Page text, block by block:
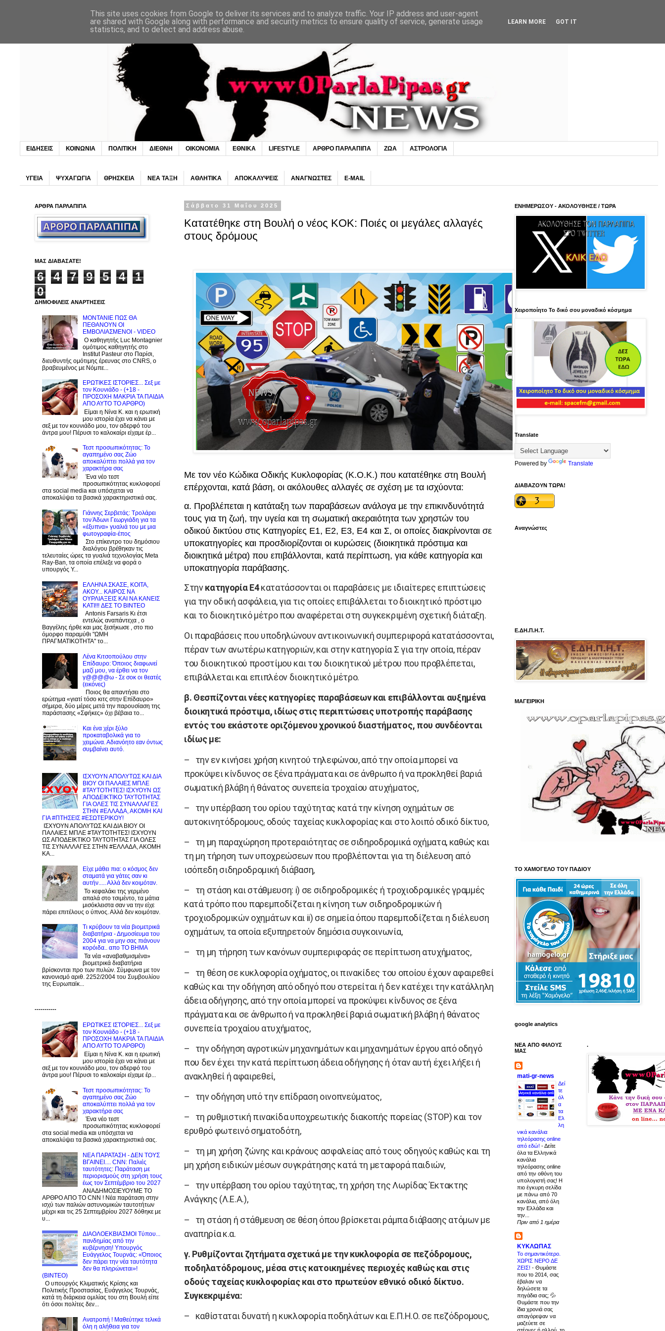
ΕΙΔΗΣΕΙΣ ΚΟΙΝΩΝΙΑ ΠΟΛΙΤΙΚΗ ΔΙΕΘΝΗ ΟΙΚΟΝΟΜΙΑ ΕΘΝΙΚΑ LIFESTYLE ΑΡΘΡΟ ΠΑΡΛΑΠΙΠΑ ΖΩΑ ΑΣΤΡΟΛΟΓΙΑ
ΥΓΕΙΑ ΨΥΧΑΓΩΓΙΑ ΘΡΗΣΚΕΙΑ ΝΕΑ ΤΑΞΗ ΑΘΛΗΤΙΚΑ ΑΠΟΚΑΛΥΨΕΙΣ ΑΝΑΓΝΩΣΤΕΣ E-MAIL
Σάββατο 31 Μαΐου 2025
Κατατέθηκε στη Βουλή ο νέος KOK: Ποιές οι μεγάλες αλλαγές
στους δρόμους
Με τον νέο Κώδικα Οδικής Κυκλοφορίας (Κ.Ο.Κ.) που κατατέθηκε στη Βουλή
επέρχονται, κατά βάση, οι ακόλουθες αλλαγές σε σχέση με τα ισχύοντα:
α. Προβλέπεται η κατάταξη των παραβάσεων ανάλογα με την επικινδυνότητά
τους για τη ζωή, την υγεία και τη σωματική ακεραιότητα των χρηστών του
οδικού δικτύου στις Κατηγορίες Ε1, Ε2, Ε3, Ε4 και Σ, οι οποίες διακρίνονται σε
υποκατηγορίες και προσδιορίζονται οι κυρώσεις (διοικητικά πρόστιμα και
διοικητικά μέτρα) που επιβάλλονται, κατά περίπτωση, για κάθε κατηγορία και
υποκατηγορία παράβασης.
Στηνκατηγορία Ε4κατατάσσονται οι παραβάσεις με ιδιαίτερες επιπτώσεις
για την οδική ασφάλεια, για τις οποίες επιβάλλεται το διοικητικό πρόστιμο
και το διοικητικό μέτρο που αναφέρεται στη συγκεκριμένη σχετική διάταξη.
Οι παραβάσεις που υποδηλώνουν αντικοινωνική συμπεριφορά κατατάσσονται,
πέραν των ανωτέρω κατηγοριών, και στην κατηγορία Σ για την οποία, πέραν
του διοικητικού προστίμου και του διοικητικού μέτρου που προβλέπεται,
επιβάλλεται και επιπλέον διοικητικό μέτρο.
β. Θεσπίζονται νέες κατηγορίες παραβάσεων και επιβάλλονται αυξημένα
διοικητικά πρόστιμα, ιδίως στις περιπτώσεις υποτροπής παράβασης
εντός του εκάστοτε οριζόμενου χρονικού διαστήματος, που συνδέονται
ιδίως με:
– την εν κινήσει χρήση κινητού τηλεφώνου, από την οποία μπορεί να
προκύψει κίνδυνος σε ξένα πράγματα και σε άνθρωπο ή να προκληθεί βαριά
σωματική βλάβη ή θάνατος συνεπεία τροχαίου ατυχήματος,
– την υπέρβαση του ορίου ταχύτητας κατά την κίνηση οχημάτων σε
αυτοκινητόδρομους, οδούς ταχείας κυκλοφορίας και στο λοιπό οδικό δίκτυο,
– τη μη παραχώρηση προτεραιότητας σε σιδηροδρομικά οχήματα, καθώς και
τη μη τήρηση των υποχρεώσεων που προβλέπονται για τη διέλευση από
ισόπεδη σιδηροδρομική διάβαση,
– τη στάση και στάθμευση: i) σε σιδηροδρομικές ή τροχιοδρομικές γραμμές
κατά τρόπο που παρεμποδίζεται η κίνηση των σιδηροδρομικών ή
τροχιοδρομικών οχημάτων και ii) σε σημεία όπου παρεμποδίζεται η διέλευση
οχημάτων, τα οποία εξυπηρετούν δημόσια συγκοινωνία,
– τη μη τήρηση των κανόνων συμπεριφοράς σε περίπτωση ατυχήματος,
– τη θέση σε κυκλοφορία οχήματος, οι πινακίδες του οποίου έχουν αφαιρεθεί
καθώς και την οδήγηση από οδηγό που στερείται ή δεν κατέχει την κατάλληλη
άδεια οδήγησης, από την οποία μπορεί να προκύψει κίνδυνος σε ξένα
πράγματα και σε άνθρωπο ή να προκληθεί βαριά σωματική βλάβη ή θάνατος
συνεπεία τροχαίου ατυχήματος,
– την οδήγηση αγροτικών μηχανημάτων και μηχανημάτων έργου από οδηγό
που δεν έχει την κατά περίπτωση άδεια οδήγησης ή όταν αυτή έχει λήξει ή
ανακληθεί ή αφαιρεθεί,
– την οδήγηση υπό την επίδραση οινοπνεύματος,
– τη ρυθμιστική πινακίδα υποχρεωτικής διακοπής πορείας (STOP) και τον
ερυθρό φωτεινό σηματοδότη,
– τη μη χρήση ζώνης και κράνους ασφαλείας από τους οδηγούς καθώς και τη
μη χρήση ειδικών μέσων συγκράτησης κατά τη μεταφορά παιδιών,
– την υπέρβαση του ορίου ταχύτητας, τη χρήση της Λωρίδας Έκτακτης
Ανάγκης (Λ.Ε.Α.),
– τη στάση ή στάθμευση σε θέση όπου βρίσκεται ράμπα διάβασης ατόμων με
αναπηρία κ.α.
γ. Ρυθμίζονται ζητήματα σχετικά με την κυκλοφορία σε πεζόδρομους,
ποδηλατόδρομους, μέσα στις κατοικημένες περιοχές καθώς και στις
οδούς ταχείας κυκλοφορίας και στο πρωτεύον εθνικό οδικό δίκτυο.
Συγκεκριμένα:
– καθίσταται δυνατή η κυκλοφορία ποδηλάτων και Ε.Π.Η.Ο. σε πεζόδρομους,
ΑΡΘΡΑ ΠΑΡΛΑΠΙΠΑ
ΜΑΣ ΔΙΑΒΑΣΑΤΕ!
6 4 7 9 5 4
1
0
ΔΗΜΟΦΙΛΕΙΣ ΑΝΑΡΤΗΣΕΙΣ
ΜΟΝΤΑΝΙΕ ΠΩΣ ΘΑ
ΠΕΘΑΝΟΥΝ ΟΙ
ΕΜΒΟΛΙΑΣΜΕΝΟΙ - VIDEO
Ο καθηγητής Luc Montagnier
ομότιμος καθηγητής στο
Institut Pasteur στο Παρίσι,
διευθυντής ομότιμης έρευνας στο CNRS, o
βραβευμένος με Νόμπε...
ΕΡΩΤΙΚΕΣ ΙΣΤΟΡΙΕΣ... Σεξ με
τον Kουνιάδο - (+18 -
ΠΡΟΣΟΧΗ ΜΑΚΡΙΑ ΤΑ ΠΑΙΔΙΑ
ΑΠΟ ΑΥΤΟ ΤΟ ΑΡΘΡΟ)
Είμαι η Νίνα Κ. και η ερωτική
μου ιστορία έχει να κάνει με
σεξ με τον κουνιάδο μου, τον αδερφό του
άντρα μου! Πέρυσι το καλοκαίρι είχαμε έρ...
Τεστ προσωπικότητας: Το
αγαπημένο σας Zώο
αποκαλύπτει πολλά για τον
χαρακτήρα σας
Ένα νέο τεστ
προσωπικότητας κυκλοφορεί
στα social media και υπόσχεται να
αποκαλύψει τα βασικά χαρακτηριστικά σας.
Γιάννης Σερβετάς: Τρολάρει
τον Άδωνι Γεωργιάδη για τα
«έξυπνα» γυαλιά του με μια
φωτογραφία-έπος
Στο επίκεντρο του δημόσιου
διαλόγου βρέθηκαν τις
τελευταίες ώρες τα γυαλιά τεχνολογίας Meta
Ray-Ban, τα οποία επέλεξε να φορά ο
υπουργός Υ...
EΛΛΗΝΑ ΣΚΑΣΕ, ΚΟΙΤΑ,
ΑΚΟΥ... ΚΑΙΡΟΣ ΝΑ
ΟΥΡΛIAΞΕΙΣ ΚΑΙ ΝΑ ΚΑΝΕΙΣ
KATI!!! ΔΕΣ TO BINTEO
Antonis Farsaris Κι έτσι
εντελώς αναπάντεχα , ο
Βαγγέλης ήρθε και μας ξεσήκωσε , στο πιο
όμορφο παραμύθι "ΩΜΗ
ΠΡΑΓΜΑΤΙΚΟΤΗΤΑ" το...
Λένα Κιτσοπούλου στην
Επίδαυρο: Όποιος διαφωνεί
μαζί μου, να έρθει να τον
γ@@@@ω - Σε σοκ οι θεατές
(εικόνες)
Ποιος θα απαντήσει στο
ερώτημα «γιατί τόσο κιτς στην Επίδαυρο»
σήμερα, δύο μέρες μετά την παρουσίαση της
παράστασης «Σφήκες» όχι βέβαια το...
Και ένα χέρι ξύλο
προκαταβολικά για το
χειμώνα. Αδιανόητο εαν όντως
συμβαίνει αυτό.
ΙΣΧΥΟΥΝ ΑΠΟΛΥΤΩΣ ΚΑΙ ΔΙΑ
ΒΙΟΥ ΟΙ ΠΑΛΑΙΕΣ ΜΠΛΕ
#ΤΑΥΤΟΤΗΤΕΣ! ΙΣΧΥΟΥΝ ΩΣ
ΑΠΟΔΕΙΚΤΙΚΟ ΤΑΥΤΟΤΗΤΑΣ
ΓΙΑ ΟΛΕΣ ΤΙΣ ΣΥΝΑΛΛΑΓΕΣ
ΣΤΗΝ #ΕΛΛΑΔΑ, ΑΚΟΜΗ ΚΑΙ
ΓΙΑ #ΠΤΗΣΕΙΣ #ΕΣΩΤΕΡΙΚΟΥ!
ΙΣΧΥΟΥΝ ΑΠΟΛΥΤΩΣ ΚΑΙ ΔΙΑ ΒΙΟΥ ΟΙ
ΠΑΛΑΙΕΣ ΜΠΛΕ #ΤΑΥΤΟΤΗΤΕΣ! ΙΣΧΥΟΥΝ
ΩΣ ΑΠΟΔΕΙΚΤΙΚΟ ΤΑΥΤΟΤΗΤΑΣ ΓΙΑ ΟΛΕΣ
ΤΙΣ ΣΥΝΑΛΛΑΓΕΣ ΣΤΗΝ #ΕΛΛΑΔΑ, ΑΚΟΜΗ
ΚΑ...
Είχε μάθει πια: ο κόσμος δεν
σταματά για γάτες σαν κι
αυτήν..... Αλλά δεν κοιμόταν.
Το κεφαλάκι της γερμένο
απαλά στο τσιμέντο, τα μάτια
μισόκλειστα σαν να την είχε
πάρει επιτέλους ο ύπνος. Αλλά δεν κοιμόταν.
Τι κρύβουν τα νέα βιομετρικά
διαβατήρια - Δημοσίευμα του
2004 για να μην σας πιάνουν
κορόιδα.. απο ΤΟ ΒΗΜΑ
Τα νέα «αναβαθμισμένα»
βιομετρικά διαβατήρια
βρίσκονται προ των πυλών. Σύμφωνα με τον
κανονισμό αριθ. 2252/2004 του Συμβουλίου
της Ευρωπαϊκ...
-----------
ΕΡΩΤΙΚΕΣ ΙΣΤΟΡΙΕΣ... Σεξ με
τον Kουνιάδο - (+18 -
ΠΡΟΣΟΧΗ ΜΑΚΡΙΑ ΤΑ ΠΑΙΔΙΑ
ΑΠΟ ΑΥΤΟ ΤΟ ΑΡΘΡΟ)
Είμαι η Νίνα Κ. και η ερωτική
μου ιστορία έχει να κάνει με
σεξ με τον κουνιάδο μου, τον αδερφό του
άντρα μου! Πέρυσι το καλοκαίρι είχαμε έρ...
Τεστ προσωπικότητας: Το
αγαπημένο σας Zώο
αποκαλύπτει πολλά για τον
χαρακτήρα σας
Ένα νέο τεστ
προσωπικότητας κυκλοφορεί
στα social media και υπόσχεται να
αποκαλύψει τα βασικά χαρακτηριστικά σας.
NEA ΠΑΡΑΤΑΣΗ - ΔΕΝ ΤΟΥΣ
ΒΓΑΙΝΕΙ.... CNN: Παλιές
ταυτότητες: Παράταση με
περιορισμούς στη χρήση τους
έως τον Σεπτέμβριο του 2027
ΑΝΑΔΗΜΟΣΙΕΥΟΥΜΕ ΤΟ
ΑΡΘΡΟ ΑΠΟ ΤΟ CNN ! Νέα παράταση στην
ισχύ των παλιών αστυνομικών ταυτοτήτων
μέχρι και τις 25 Σεπτεμβρίου 2027 δόθηκε με
υ...
ΔΙΑΟΛΟΕΚΒΙΑΣΜΟΙ Tύπου...
πανδημίας από την
κυβέρνηση! Υπουργός
Ευάγγελος Τουρνάς: «Όποιος
δεν πάρει την νέα ταυτότητα
δεν θα πληρώνεται»!
(BINTEO)
Ο υπουργός Κλιματικής Κρίσης και
Πολιτικής Προστασίας, Ευάγγελος Τουρνάς,
κατά τη διάρκεια ομιλίας του στη Βουλή είπε
ότι όσοι πολίτες δεν...
Ανατροπή ! Mαθεύτηκε τελικά
όλη η αλήθεια για τον
ΕΝΗΜΕΡΩΣΟΥ - ΑΚΟΛΟΥΘΗΣΕ / ΤΩΡΑ
Χειροποίητο Το δικό σου μοναδικό κόσμημα
Translate
Powered by Translate
ΔΙΑΒΑΖΟΥΝ ΤΩΡΑ!
Αναγνώστες
Ε.ΔΗ.Π.Η.Τ.
ΜΑΓΕΙΡΙΚΗ
ΤΟ ΧΑΜΟΓΕΛΟ ΤΟΥ ΠΑΔΙΟΥ
google analytics
ΝΕΑ ΑΠΟ ΦΙΛΟΥΣ
ΜΑΣ
mati-gr-news
Δεί
τε
όλ
α
τα
Ελ
λη
νικά κανάλια
τηλεόρασης online
από εδώ! -Δείτε
όλα τα Ελληνικά
κανάλια
τηλεόρασης online
από την οθόνη του
υπολογιστή σας! Η
πιο έγκυρη σελίδα
με πάνω από 70
κανάλια, από όλη
την Ελλάδα και
την...
Πριν από 1 ημέρα
ΚΥΚΛΩΠΑΣ
Το σημαντικότερο.
ΧΩΡΙΣ ΝΕΡΟ ΔΕ
ΖΕΙΣ! - Θυμάστε
που το 2014, σας
έβαλαν να
δηλώσετε τα
πηγάδια σας; 💦
Θυμάστε που την
ίδια χρονιά σας
απαγόρεψαν να
μαζεύετε σε
.
This site uses cookies from Google to deliver its services and to analyze traffic. Your IP address and user-agent
are shared with Google along with performance and security metrics to ensure quality of service, generate usage
statistics, and to detect and address abuse.
LEARN MORE GOT IT